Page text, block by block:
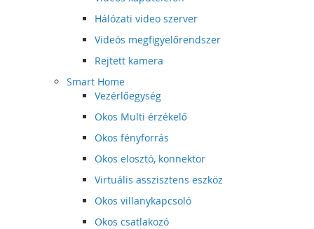
Hálózati video szerver
Videós megfigyelőrendszer
Rejtett kamera
Smart Home
Vezérlőegység
Okos Multi érzékelő
Okos fényforrás
Okos elosztó, konnektor
Virtuális asszisztens eszköz
Okos villanykapcsoló
Okos csatlakozó